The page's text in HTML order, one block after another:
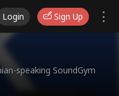
Login Sign Up
speaking SoundGym